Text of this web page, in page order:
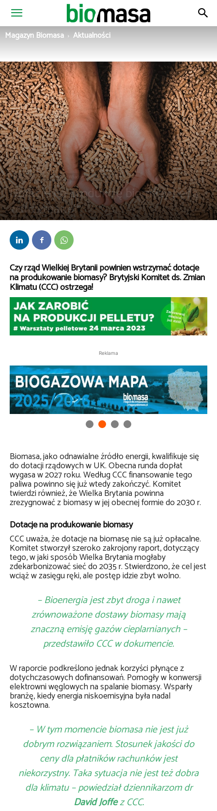
Magazyn
Magazyn Biomasa Aktualności
Aktualności Biomasa Wiadomości ze świata
Dotacje na produkcję biomasy będą
wstrzymane?
Czy rząd Wielkiej Brytanii powinien wstrzymać dotacje
na produkowanie biomasy? BrytyjskiKomitet ds. Zmian
Klimatu(CCC) ostrzega!
Reklama
Biomasa, jako odnawialne źródło energii, kwalifikuje się
do dotacji rządowych w UK. Obecna runda dopłat
wygasa w 2027 roku. Według CCC finansowanie tego
paliwa powinno się już wtedy zakończyć. Komitet
twierdzi również, żeWielka Brytania powinna
zrezygnować z biomasy w jej obecnej formie do 2030 r.
Dotacje na produkowanie biomasy
CCC uważa, że dotacje na biomasę nie są już opłacalne.
Komitet stworzył szeroko zakrojony raport, dotyczący
tego, w jaki sposób Wielka Brytania mogłaby
zdekarbonizować sieć do 2035 r. Stwierdzono, że cel jest
wciąż w zasięgu ręki, ale postęp idzie zbyt wolno.
– Bioenergia jest zbyt droga i nawet
zrównoważone dostawy biomasy mają
znaczną emisję gazów cieplarnianych –
przedstawiło CCC wdokumencie.
W raporcie podkreślono jednak korzyści płynące z
dotychczasowych dofinansowań. Pomogły w konwersji
elektrowni węglowych na spalanie biomasy. Wsparły
branżę, kiedy energia niskoemisyjna była nadal
kosztowna.
– W tym momencie biomasa nie jest już
dobrym rozwiązaniem. Stosunek jakości do
ceny dla płatników rachunków jest
niekorzystny. Taka sytuacja nie jest też dobra
dla klimatu – powiedział dziennikarzom dr
David Joffez CCC.